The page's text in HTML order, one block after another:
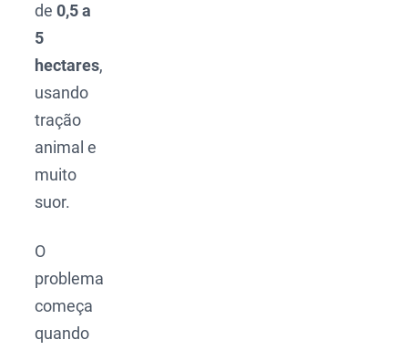
de0,5 a
5
hectares,
usando
tração
animal e
muito
suor.
O
problema
começa
quando